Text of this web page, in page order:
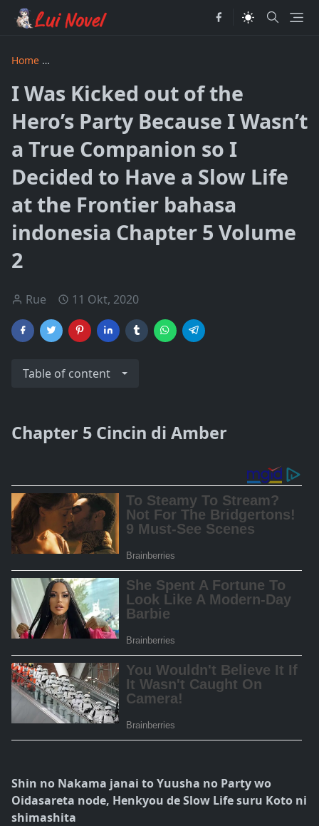
Home
I Was Kicked out of the
Hero’s Party Because I Wasn’t
a True Companion so I
Decided to Have a Slow Life
at the Frontier bahasa
indonesia Chapter 5 Volume
2
Rue 11 Okt, 2020
Table of content
Chapter 5 Cincin di Amber
Shin no Nakama janai to Yuusha no Party wo
Oidasareta node, Henkyou de Slow Life suru Koto ni
shimashita